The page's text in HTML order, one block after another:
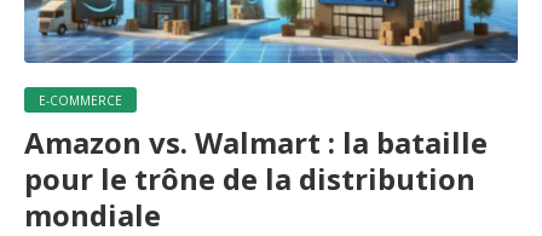
E-COMMERCE
Amazon vs. Walmart : la bataille
pour le trône de la distribution
mondiale